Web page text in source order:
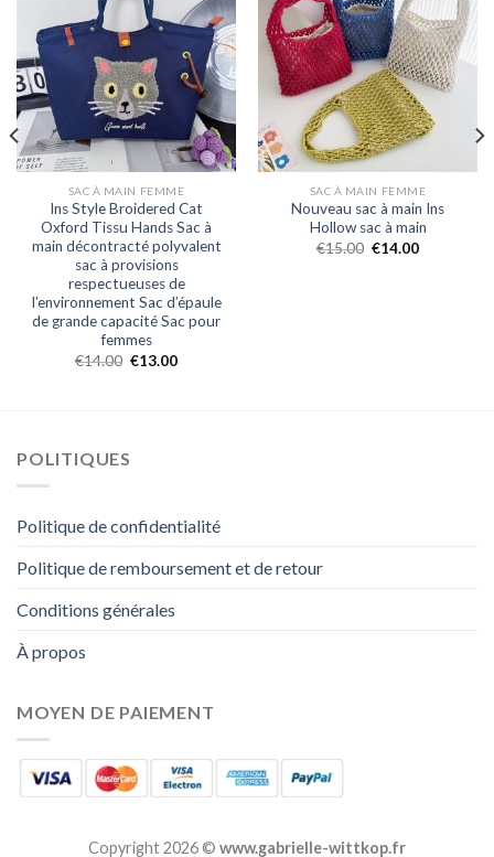
SAC À MAIN FEMME
Ins Style Broidered Cat
Oxford Tissu Hands Sac à
main décontracté polyvalent
sac à provisions
respectueuses de
l’environnement Sac d’épaule
de grande capacité Sac pour
femmes
€14.00 €13.00
SAC À MAIN FEMME
Nouveau sac à main Ins
Hollow sac à main
€15.00 €14.00
POLITIQUES
Politique de confidentialité
Politique de remboursement et de retour
Conditions générales
À propos
MOYEN DE PAIEMENT
Copyright 2026 © www.gabrielle-wittkop.fr